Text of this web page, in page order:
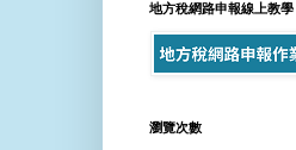
地方稅網路申報線上教學
瀏覽次數